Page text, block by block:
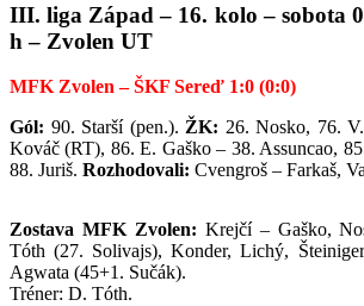
III. liga Západ – 16. kolo – sobota
h – Zvolen UT
MFK Zvolen – ŠKF Sereď 1:0 (0:0)
Gól: 90. Starší (pen.). ŽK: 26. Nosko, 76.
Kováč (RT), 86. E. Gaško – 38. Assuncao,
88. Juriš. Rozhodovali: Cvengroš – Farkaš,
Zostava MFK Zvolen: Krejčí – Gaško,
Tóth (27. Solivajs), Konder, Lichý,
Agwata (45+1. Sučák).
Tréner: D. Tóth.